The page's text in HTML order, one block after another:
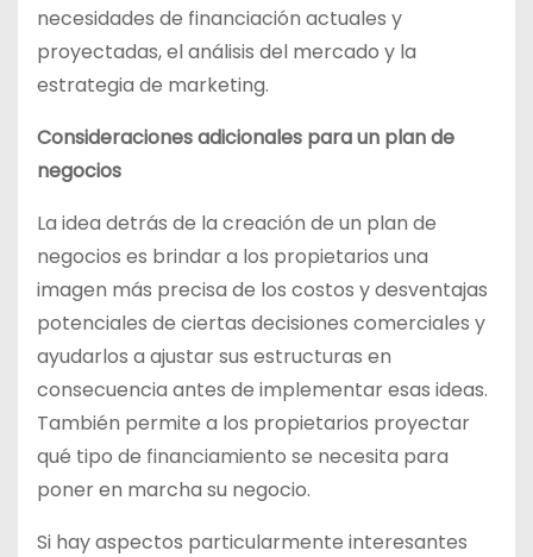
necesidades de financiación actuales y
proyectadas, el análisis del mercado y la
estrategia de marketing.
Consideraciones adicionales para un plan de
negocios
La idea detrás de la creación de un plan de
negocios es brindar a los propietarios una
imagen más precisa de los costos y desventajas
potenciales de ciertas decisiones comerciales y
ayudarlos a ajustar sus estructuras en
consecuencia antes de implementar esas ideas.
También permite a los propietarios proyectar
qué tipo de financiamiento se necesita para
poner en marcha su negocio.
Si hay aspectos particularmente interesantes